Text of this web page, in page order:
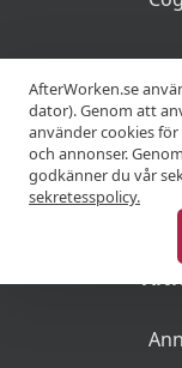
AfterWorken.se
dator). Genom att
använder cookies
och annonser.
godkänner du vår
sekretesspolicy.